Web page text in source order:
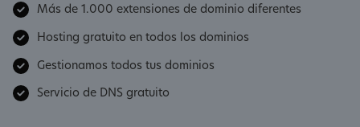
Más de 1.000 extensiones de dominio diferentes
Hosting gratuito en todos los dominios
Gestionamos todos tus dominios
Servicio de DNS gratuito